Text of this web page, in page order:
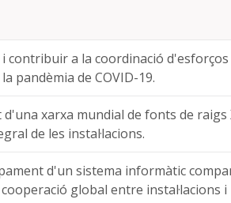
contribuir a la coordinació
pandèmia de COVID-19.
xarxa mundial de fonts de
de les instal·lacions.
d'un sistema informàtic
global entre instal·lacions